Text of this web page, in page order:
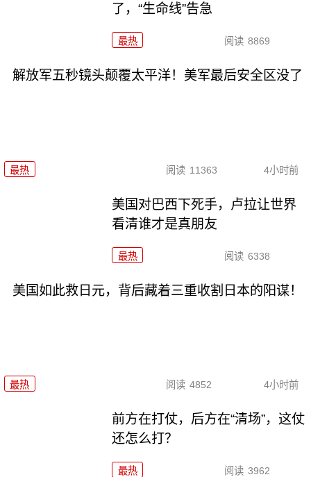
了，“生命线”告急
最热 阅读 8869
解放军五秒镜头颠覆太平洋！美军最后安全区没了
最热 阅读 11363 4小时前
美国对巴西下死手，卢拉让世界
看清谁才是真朋友
最热 阅读 6338
美国如此救日元，背后藏着三重收割日本的阳谋！
最热 阅读 4852 4小时前
前方在打仗，后方在“清场”，这仗
还怎么打？
最热 阅读 3962